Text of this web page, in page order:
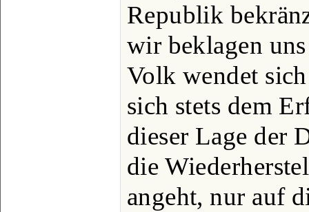
Republik
wir beklagen
Volk wendet
sich stets dem
dieser Lage der
die
angeht, nur auf